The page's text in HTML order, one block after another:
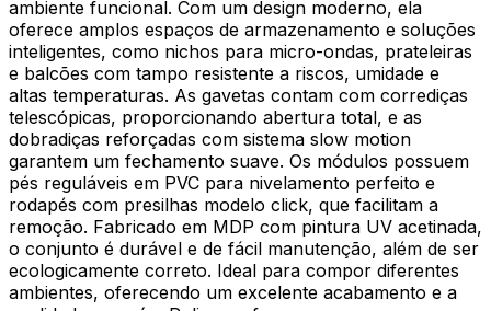
ambiente funcional. Com um design moderno, ela
oferece amplos espaços de armazenamento e soluções
inteligentes, como nichos para micro-ondas, prateleiras
e balcões com tampo resistente a riscos, umidade e
altas temperaturas. As gavetas contam com corrediças
telescópicas, proporcionando abertura total, e as
dobradiças reforçadas com sistema slow motion
garantem um fechamento suave. Os módulos possuem
pés reguláveis em PVC para nivelamento perfeito e
rodapés com presilhas modelo click, que facilitam a
remoção. Fabricado em MDP com pintura UV acetinada,
o conjunto é durável e de fácil manutenção, além de ser
ecologicamente correto. Ideal para compor diferentes
ambientes, oferecendo um excelente acabamento e a